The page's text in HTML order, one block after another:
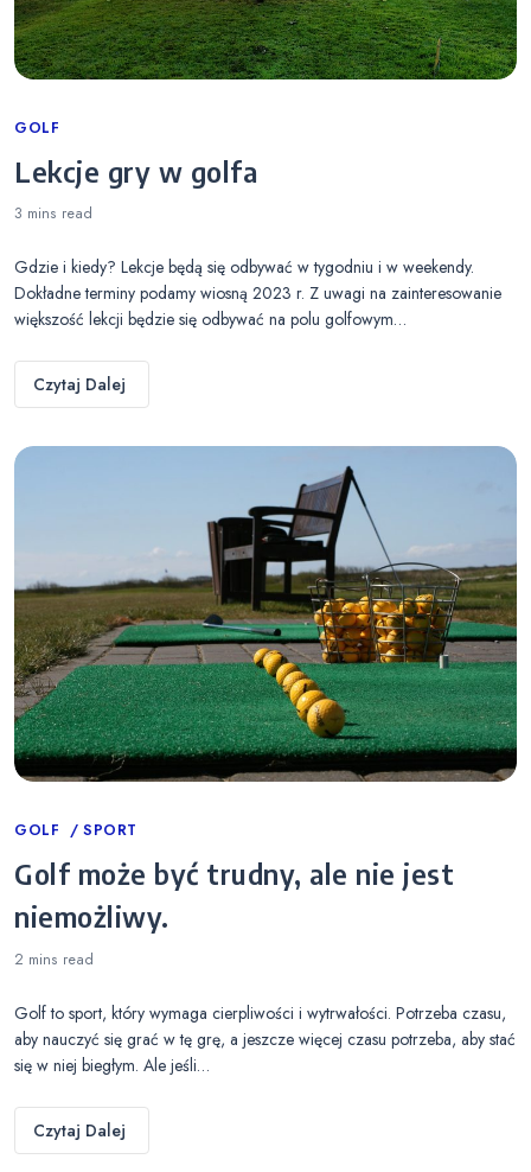
Categories
GOLF
Lekcje gry w golfa
3 mins read
Gdzie i kiedy? Lekcje będą się odbywać w tygodniu i w weekendy.
Dokładne terminy podamy wiosną 2023 r. Z uwagi na zainteresowanie
większość lekcji będzie się odbywać na polu golfowym…
Czytaj Dalej
Categories
GOLF SPORT
Golf może być trudny, ale nie jest
niemożliwy.
2 mins read
Golf to sport, który wymaga cierpliwości i wytrwałości. Potrzeba czasu,
aby nauczyć się grać w tę grę, a jeszcze więcej czasu potrzeba, aby stać
się w niej biegłym. Ale jeśli…
Czytaj Dalej